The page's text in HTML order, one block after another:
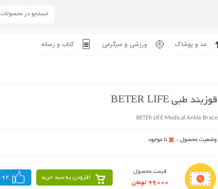
مد و پوشاک ورزشی و سرگرمی کتاب و رسانه
قوزبند طبی BETER LIFE
BETER LIFE Medical Ankle Brace
قیمت محصول
99,000 تومان
افزودن به سبد خرید 92 نفر